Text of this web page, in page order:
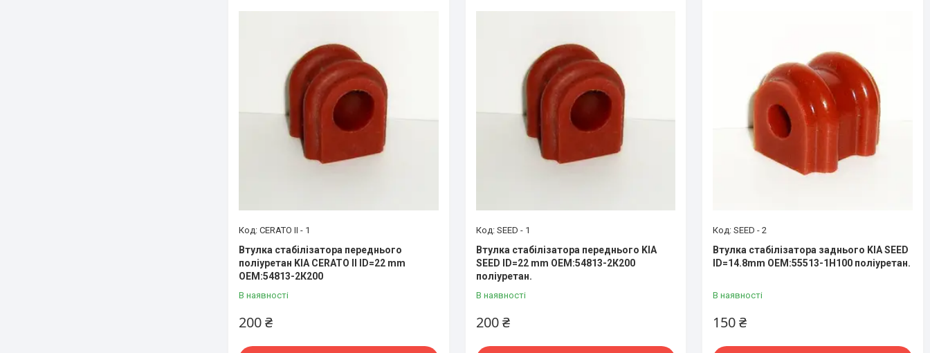
CERATO II - 1
Втулка стабілізатора переднього
поліуретан KIA CERATO II ID=22 mm
OEM:54813-2К200
В наявності
200 ₴
SEED - 1
Втулка стабілізатора переднього KIA
SEED ID=22 mm OEM:54813-2К200
поліуретан.
В наявності
200 ₴
SEED - 2
Втулка стабілізатора заднього KIA SEED
ID=14.8mm OEM:55513-1Н100 поліуретан.
В наявності
150 ₴